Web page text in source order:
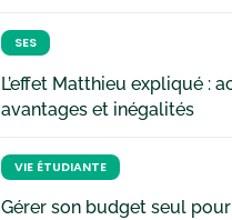
SES
L’effet Matthieu expliqué :
avantages et inégalités
VIE ÉTUDIANTE
Gérer son budget seul